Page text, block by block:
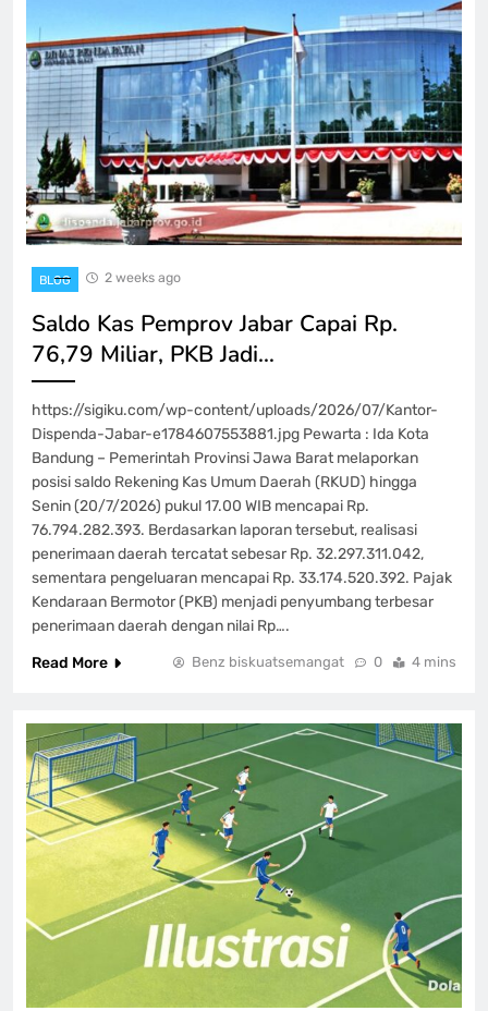
BLOG 2 weeks ago
Saldo Kas Pemprov Jabar Capai Rp.
76,79 Miliar, PKB Jadi…
https://sigiku.com/wp-content/uploads/2026/07/Kantor-
Dispenda-Jabar-e1784607553881.jpg Pewarta : Ida Kota
Bandung – Pemerintah Provinsi Jawa Barat melaporkan
posisi saldo Rekening Kas Umum Daerah (RKUD) hingga
Senin (20/7/2026) pukul 17.00 WIB mencapai Rp.
76.794.282.393. Berdasarkan laporan tersebut, realisasi
penerimaan daerah tercatat sebesar Rp. 32.297.311.042,
sementara pengeluaran mencapai Rp. 33.174.520.392. Pajak
Kendaraan Bermotor (PKB) menjadi penyumbang terbesar
penerimaan daerah dengan nilai Rp….
Read More
Benz biskuatsemangat 0 4 mins